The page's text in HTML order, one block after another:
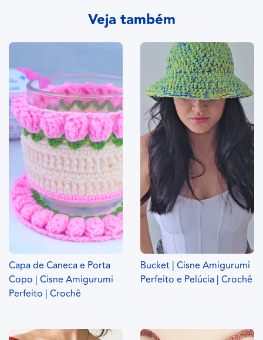
Veja também
Capa de Caneca e Porta
Copo | Cisne Amigurumi
Perfeito | Crochê
Bucket | Cisne Amigurumi
Perfeito e Pelúcia | Crochê